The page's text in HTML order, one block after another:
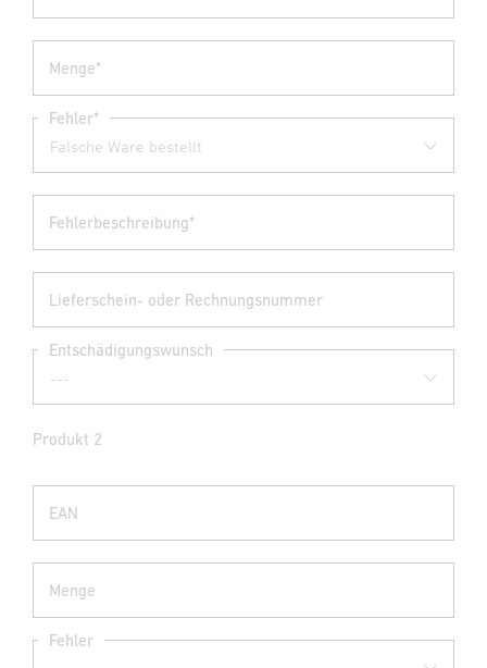
Menge*
Fehler*
Fehlerbeschreibung*
Lieferschein- oder Rechnungsnummer
Entschädigungswunsch
Produkt 2
EAN
Menge
Fehler